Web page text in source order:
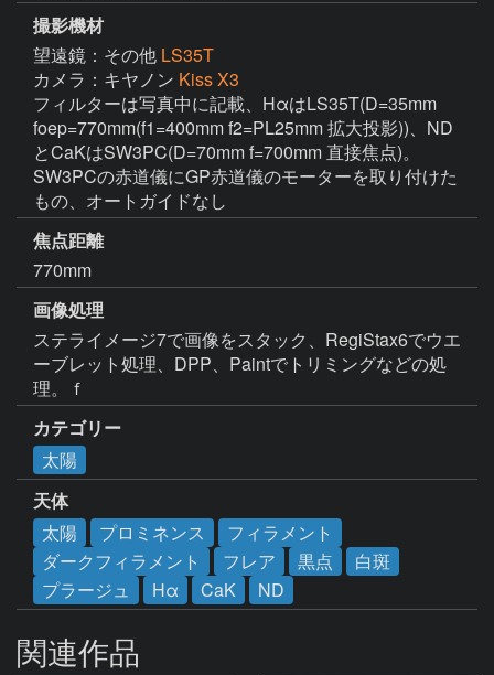
撮影機材
望遠鏡：その他 LS35T
カメラ：キヤノン Kiss X3
フィルターは写真中に記載、HαはLS35T(D=35mm
foep=770mm(f1=400mm f2=PL25mm 拡大投影))、ND
とCaKはSW3PC(D=70mm f=700mm 直接焦点)。
SW3PCの赤道儀にGP赤道儀のモーターを取り付けた
もの、オートガイドなし
焦点距離
770mm
画像処理
ステライメージ7で画像をスタック、RegiStax6でウエ
ーブレット処理、DPP、Paintでトリミングなどの処
理。ｆ
カテゴリー
太陽
天体
太陽
プロミネンス
フィラメント
ダークフィラメント
フレア 黒点
白斑
プラージュ
Hα CaK ND
関連作品